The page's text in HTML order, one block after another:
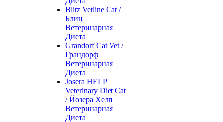
Blitz Vetline Cat /
Блиц
Ветеринарная
Диета
Grandorf Cat Vet /
Грандорф
Ветеринарная
Диета
Josera HELP
Veterinary Diet Cat
/ Йозера Хелп
Ветеринарная
Диета